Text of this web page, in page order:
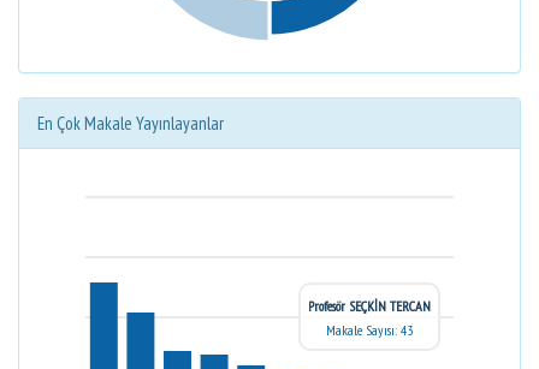
En Çok Makale Yayınlayanlar
Profesör SEÇKİN TERCAN
Makale Sayısı: 43